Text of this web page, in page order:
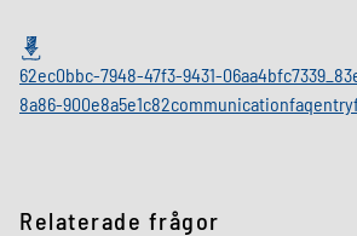
62ec0bbc-7948-47f3-9431-
8a86-
Relaterade frågor